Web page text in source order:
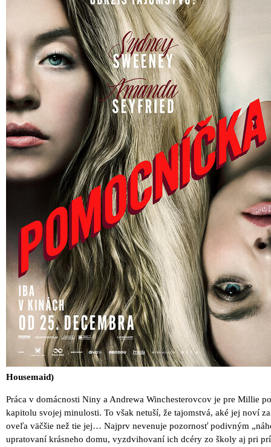
Housemaid)
Práca v domácnosti Niny a Andrewa Winchesterovcov je pre Millie
kapitolu svojej minulosti. To však netuší, že tajomstvá, aké jej noví
oveľa väčšie než tie jej… Najprv nevenuje pozornosť podivným
upratovaní krásneho domu, vyzdvihovaní ich dcéry zo školy aj pri